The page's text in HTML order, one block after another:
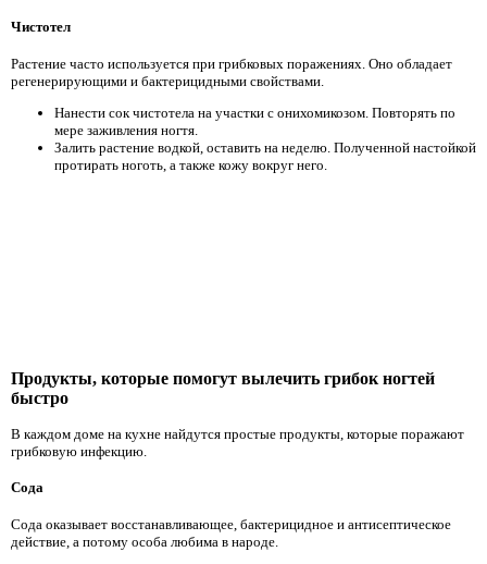
Чистотел
Растение часто используется при грибковых поражениях. Оно обладает
регенерирующими и бактерицидными свойствами.
Нанести сок чистотела на участки с онихомикозом. Повторять по
мере заживления ногтя.
Залить растение водкой, оставить на неделю. Полученной настойкой
протирать ноготь, а также кожу вокруг него.
Продукты, которые помогут вылечить грибок ногтей
быстро
В каждом доме на кухне найдутся простые продукты, которые поражают
грибковую инфекцию.
Сода
Сода оказывает восстанавливающее, бактерицидное и антисептическое
действие, а потому особа любима в народе.